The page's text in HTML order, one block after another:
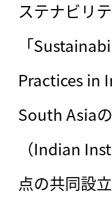
ステナビリ
「
Practices in
South Asia
（Indian
点の共同設